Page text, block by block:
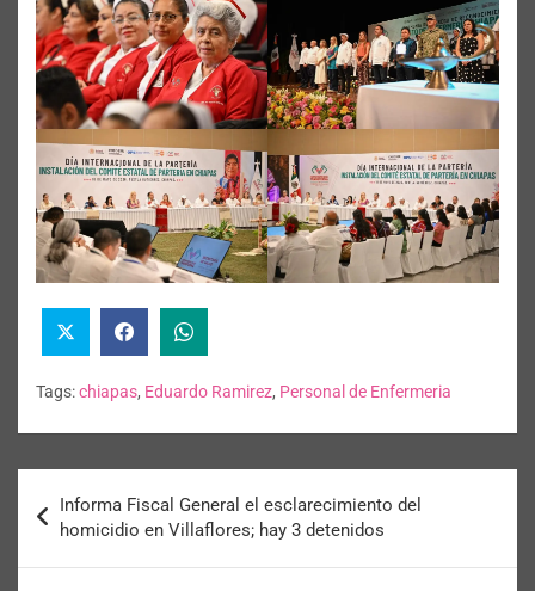
Tags:chiapas, Eduardo Ramirez, Personal de Enfermeria
Informa Fiscal General el esclarecimiento del
homicidio en Villaflores; hay 3 detenidos